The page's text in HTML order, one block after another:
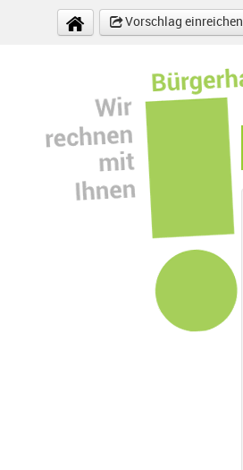
Direkt zum Inhalt
Vorschlag einreichen